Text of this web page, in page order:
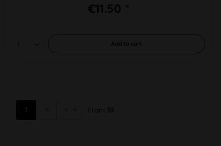
€11.50 *
Add to cart
1